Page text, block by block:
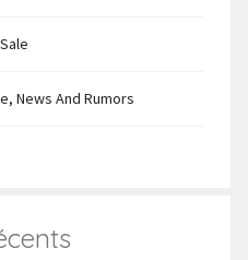
News And Rumors